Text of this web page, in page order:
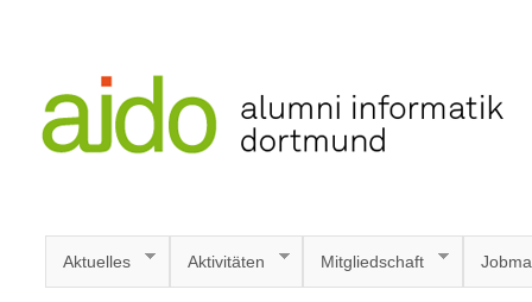
Aktuelles Aktivitäten Mitgliedschaft